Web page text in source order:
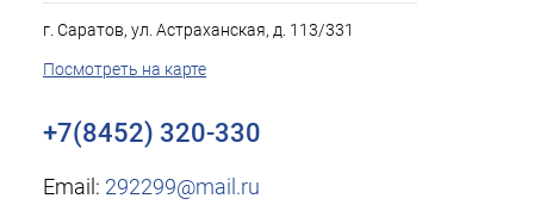
г. Саратов, ул. Астраханская, д. 113/331
Посмотреть на карте
+7(8452) 320-330
Email: 292299@mail.ru